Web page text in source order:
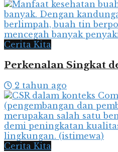
Cerita Kita
Perkenalan Singkat
2 tahun ago
Cerita Kita